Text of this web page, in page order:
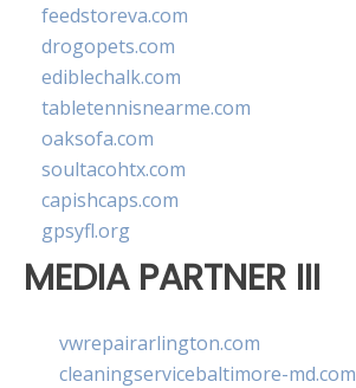
feedstoreva.com
drogopets.com
ediblechalk.com
tabletennisnearme.com
oaksofa.com
soultacohtx.com
capishcaps.com
gpsyfl.org
MEDIA PARTNER III
vwrepairarlington.com
cleaningservicebaltimore-md.com